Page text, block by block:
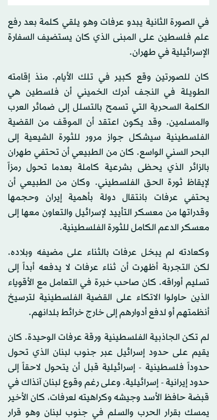
في الصورة الثانية يبدو عرفات وهو يلقي كلمة بعد رفع
علم فلسطين على المبنى الذي كان يستضيف السفارة
الإسرائيلية في طهران.
كان للصورتين وقع كبير في تلك الأيام. منذ إقامته
الطويلة في النجف أدرك الخميني أن فلسطين هي
الكلمة السحرية التي تسمح بالتسلل إلى ضمائر العرب
والمسلمين. وقد يكون اعتقد أن الموقف من القضية
الفلسطينية سيشكل جواز مرور للثورة الشيعية إلى
البحر السني الواسع. كان من الطبيعي أن تحتفي طهران
بالزائر الذي يحظى بشرعية كاملة بعدما تحول رمزاً
لإيقاظ ثورة الحق الفلسطيني. وكان من الطبيعي أن
يحتفي عرفات بانتقال دولة بأهمية إيران وحجمها
وقدراتها من معسكر التأييد لإسرائيل والتعاون معها إلى
معسكر الدعم الكامل للثورة الفلسطينية.
وكعادته لم يبخل عرفات بالثناء على مضيفه وبلاده.
لكن التجربة أظهرت أن ثناء عرفات لا يدفعه أبداً إلى
تسليم أوراقه. كان صاحب خبرة في التعامل مع الأقوياء
الذين حاولوا الاتكاء على القضية الفلسطينية لترسيخ
أنظمتهم أو لدفع أدوارهم إلى خارج خرائط بلدانهم.
لم تكن الجاذبية الفلسطينية ورقة عرفات الوحيدة. كان
يقيم على حدود إسرائيل عبر جنوب لبنان الذي تحول
حدوداً فلسطينية - إسرائيلية قبل أن يتحول لاحقاً إلى
حدود إيرانية - إسرائيلية. وعلى رغم وقوع لبنان آنذاك في
قبضة حافظ الأسد وجيشه وكراهيته لعرفات، كان الأخير
يمسك بقرار الحرب والسلم في جنوب لبنان وهو قرار